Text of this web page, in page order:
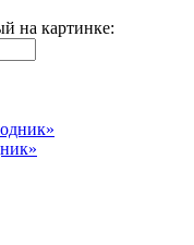
на картинке: